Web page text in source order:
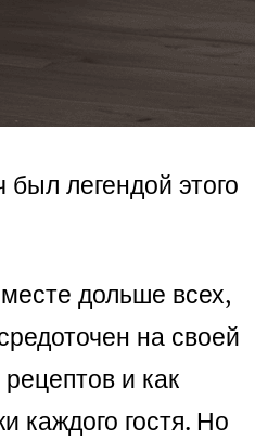
легендой этого
дольше всех,
на своей
и как
каждого гостя. Но